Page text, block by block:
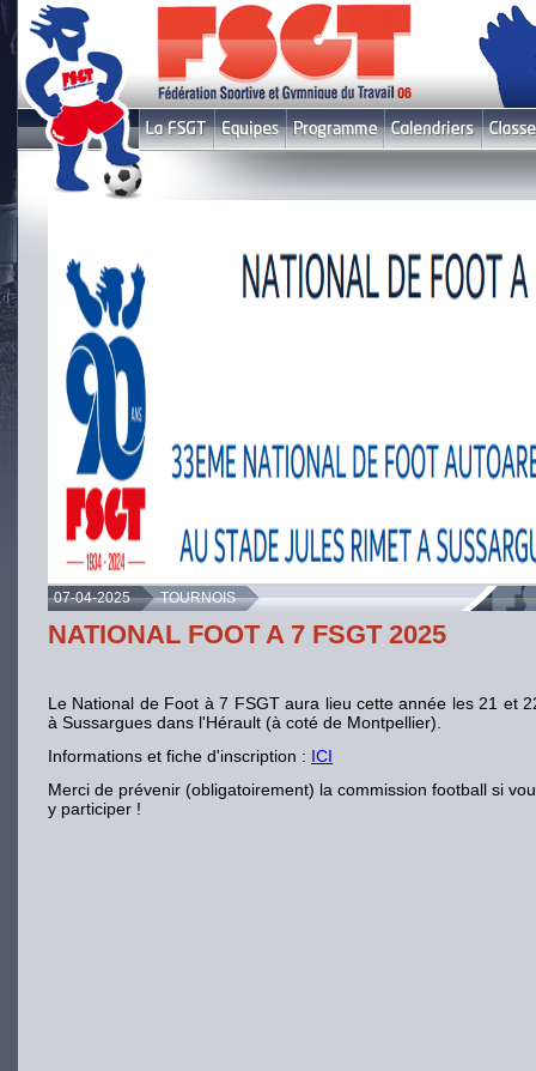
07-04-2025 TOURNOIS
NATIONAL FOOT A 7 FSGT 2025
Le National de Foot à 7 FSGT aura lieu cette année les 21 et
à Sussargues dans l'Hérault (à coté de Montpellier).
Informations et fiche d'inscription : ICI
Merci de prévenir (obligatoirement) la commission football si
y participer !